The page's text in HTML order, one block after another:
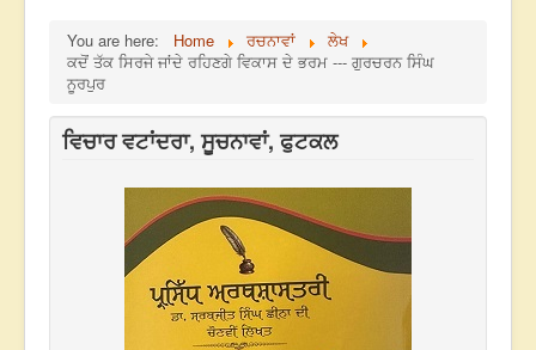
You are here: Home ਰਚਨਾਵਾਂ
ਲੇਖ
ਕਦੋਂ ਤੱਕ ਸਿਰਜੇ ਜਾਂਦੇ ਰਹਿਣਗੇ ਵਿਕਾਸ ਦੇ ਭਰਮ --- ਗੁਰਚਰਨ ਸਿੰਘ
ਨੂਰਪੁਰ
ਵਿਚਾਰ ਵਟਾਂਦਰਾ, ਸੂਚਨਾਵਾਂ, ਫੁਟਕਲ